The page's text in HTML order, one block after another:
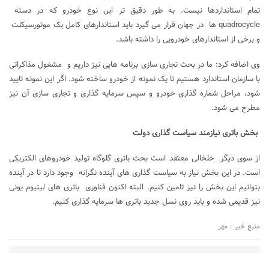
تمام استانداردها نیست. به طور دقیق تر این نوع خودرو که در دسته
quadrocycle ها در جهان قرار می گیرد باید استاندارهای کامل یک موتورسیکلت
و برخی از استاندارهای خودرویی را داشته باشد.
وی اضافه کرد: ما در بحث تجاری سازی برنامه هایی نیز داریم و مشغول مذاکراتی
با سازمان استاندارد هستیم تا یک نمونه از خودرو ساخته شود. اگر این نمونه تایید
شود، مراحل شماره گذاری خودرو و سپس سرمایه گذاری و تجاری سازی آن نیز
مطرح می شود.
بخش باتری نیازمند سیاست گذاری دولت
از سوی دیگر خلخالی معتقد است بحث باتری گلوگاه تولید خودروهای الکتریکی
است. در این بخش نیاز به سیاست گذاری های آینده نگرانه وجود دارد تا در آینده
بتوانیم این بخش را نیز تامین کنیم. البته اکنون فناوری باتری های لیتیوم یونی
نیز قدیمی شده و باید روی نسل جدید باتری ها سرمایه گذاری کنیم.
منبع خبر : مهر